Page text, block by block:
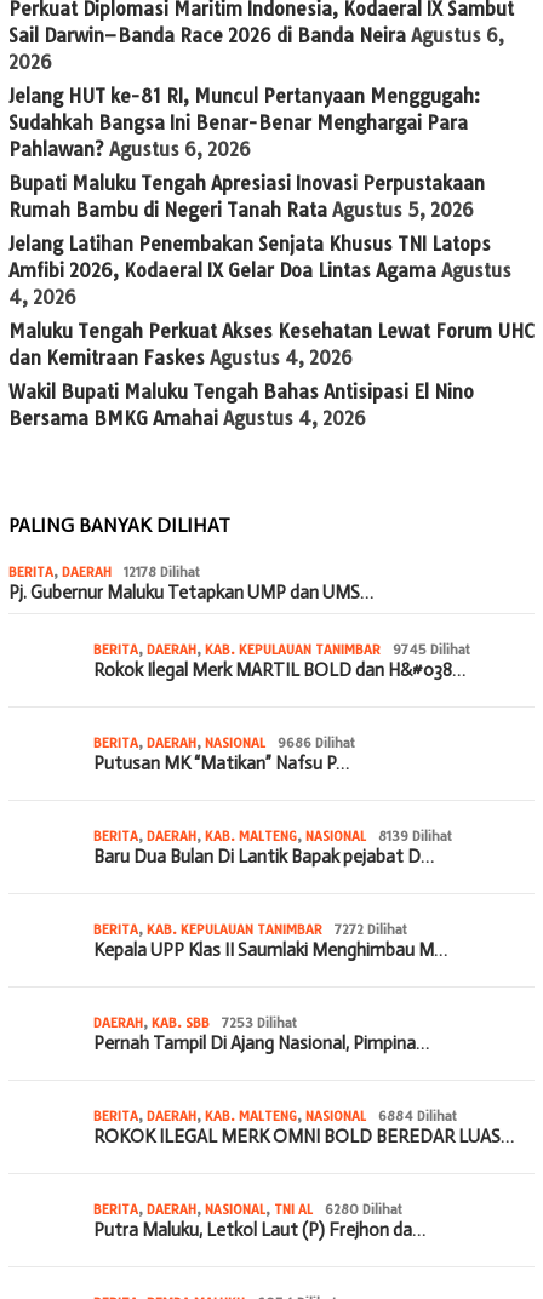
Perkuat Diplomasi Maritim Indonesia, Kodaeral IX Sambut
Sail Darwin–Banda Race 2026 di Banda Neira Agustus 6,
2026
Jelang HUT ke-81 RI, Muncul Pertanyaan Menggugah:
Sudahkah Bangsa Ini Benar-Benar Menghargai Para
Pahlawan? Agustus 6, 2026
Bupati Maluku Tengah Apresiasi Inovasi Perpustakaan
Rumah Bambu di Negeri Tanah Rata Agustus 5, 2026
Jelang Latihan Penembakan Senjata Khusus TNI Latops
Amfibi 2026, Kodaeral IX Gelar Doa Lintas Agama Agustus
4, 2026
Maluku Tengah Perkuat Akses Kesehatan Lewat Forum UHC
dan Kemitraan Faskes Agustus 4, 2026
Wakil Bupati Maluku Tengah Bahas Antisipasi El Nino
Bersama BMKG Amahai Agustus 4, 2026
PALING BANYAK DILIHAT
BERITA, DAERAH 12178 Dilihat
Pj. Gubernur Maluku Tetapkan UMP dan UMS…
BERITA, DAERAH, KAB. KEPULAUAN TANIMBAR 9745 Dilihat
Rokok Ilegal Merk MARTIL BOLD dan H&#038…
BERITA, DAERAH, NASIONAL 9686 Dilihat
Putusan MK “Matikan” Nafsu P…
BERITA, DAERAH, KAB. MALTENG, NASIONAL 8139 Dilihat
Baru Dua Bulan Di Lantik Bapak pejabat D…
BERITA, KAB. KEPULAUAN TANIMBAR 7272 Dilihat
Kepala UPP Klas II Saumlaki Menghimbau M…
DAERAH, KAB. SBB 7253 Dilihat
Pernah Tampil Di Ajang Nasional, Pimpina…
BERITA, DAERAH, KAB. MALTENG, NASIONAL 6884 Dilihat
ROKOK ILEGAL MERK OMNI BOLD BEREDAR LUAS…
BERITA, DAERAH, NASIONAL, TNI AL 6280 Dilihat
Putra Maluku, Letkol Laut (P) Frejhon da…